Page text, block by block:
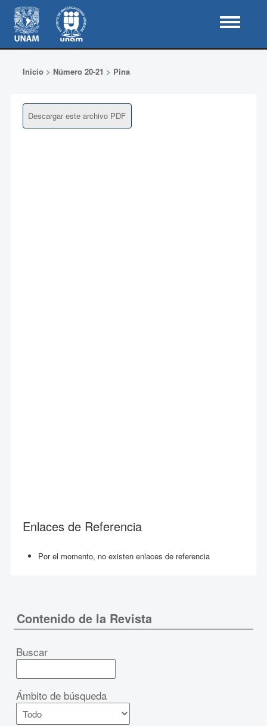
Inicio> Número 20-21 > Pina
Descargar este archivo PDF
Enlaces de Referencia
Por el momento, no existen enlaces de referencia
Contenido de la Revista
Buscar
Ámbito de búsqueda